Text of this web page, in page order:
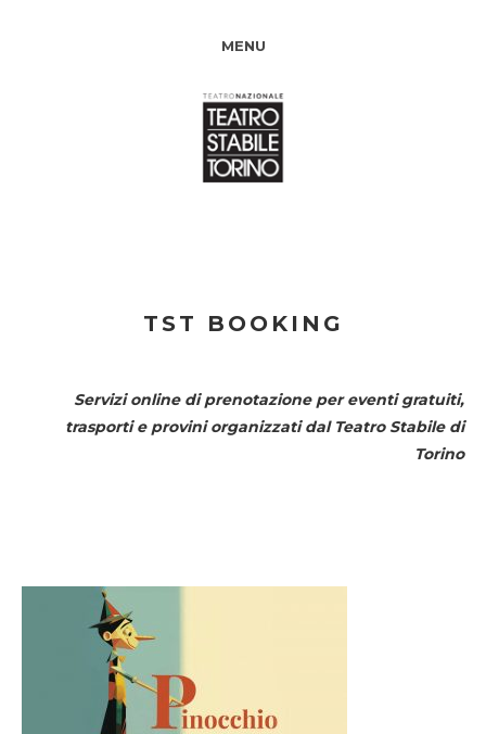
MENU
TST BOOKING
Servizi online di prenotazione per eventi gratuiti,
trasporti e provini organizzati dal Teatro Stabile di
Torino